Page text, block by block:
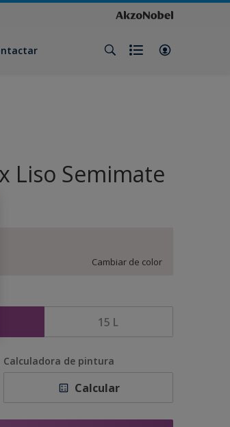
Liso Semimate
Cambiar de color
15 L
Calculadora de pintura
Calcular